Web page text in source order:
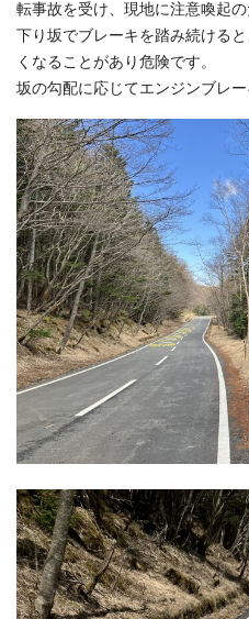
転事故を受け、現地に注意喚起
下り坂でブレーキを踏み続ける
くなることがあり危険です。
坂の勾配に応じてエンジンブレー